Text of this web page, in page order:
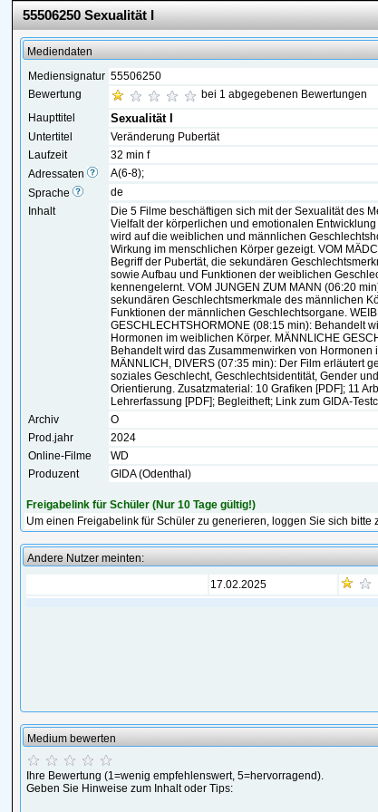
55506250 Sexualität I
Mediendaten
Mediensignatur 55506250
Bewertung
bei 1 abgegebenen Bewertungen
Haupttitel
Sexualität I
Untertitel
Veränderung Pubertät
Laufzeit
32 min f
Adressaten
A(6-8);
Sprache
de
Inhalt
Die 5 Filme beschäftigen sich mit der Sexualität des
Vielfalt der körperlichen und emotionalen
wird auf die weiblichen und männlichen
Wirkung im menschlichen Körper gezeigt. VOM
Begriff der Pubertät, die sekundären
sowie Aufbau und Funktionen der weiblichen
kennengelernt. VOM JUNGEN ZUM MANN (06:20
sekundären Geschlechtsmerkmale des männlichen
Funktionen der männlichen Geschlechtsorgane.
GESCHLECHTSHORMONE (08:15 min): Behandelt
Hormonen im weiblichen Körper. MÄNNLICHE
Behandelt wird das Zusammenwirken von Hormonen
MÄNNLICH, DIVERS (07:35 min): Der Film erläutert
soziales Geschlecht, Geschlechtsidentität, Gender
Orientierung. Zusatzmaterial: 10 Grafiken [PDF]; 11
Lehrerfassung [PDF]; Begleitheft; Link zum GIDA-
Archiv
O
Prod.jahr
2024
Online-Filme
WD
Produzent
GIDA (Odenthal)
Freigabelink für Schüler (Nur 10 Tage gültig!)
Um einen Freigabelink für Schüler zu generieren, loggen Sie sich bitte
Andere Nutzer meinten:
17.02.2025
Medium bewerten
Ihre Bewertung (1=wenig empfehlenswert, 5=hervorragend).
Geben Sie Hinweise zum Inhalt oder Tips: